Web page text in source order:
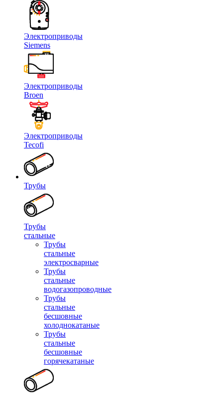
Электроприводы
Siemens
Электроприводы
Broen
Электроприводы
Tecofi
Трубы
Трубы
стальные
Трубы
стальные
электросварные
Трубы
стальные
водогазопроводные
Трубы
стальные
бесшовные
холоднокатаные
Трубы
стальные
бесшовные
горячекатаные